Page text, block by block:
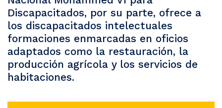
Discapacitados, por su parte, ofrece a
los discapacitados intelectuales
formaciones enmarcadas en oficios
adaptados como la restauración, la
producción agrícola y los servicios de
habitaciones.